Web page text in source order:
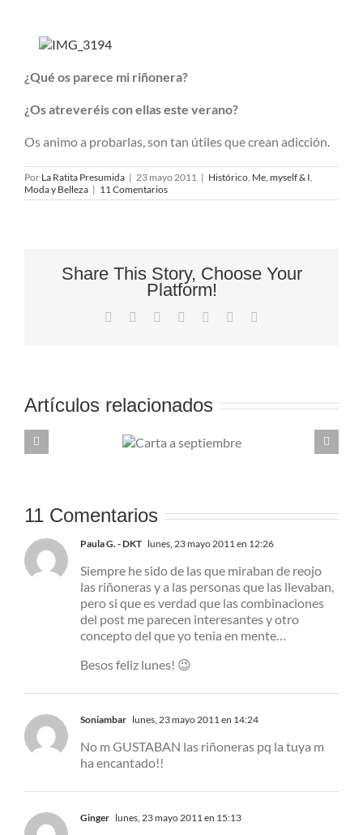
¿Qué os parece mi riñonera?
¿Os atreveréis con ellas este verano?
Os animo a probarlas, son tan útiles que crean adicción.
Por La Ratita Presumida | 23 mayo 2011 | Histórico, Me, myself & I,
Moda y Belleza | 11 Comentarios
Share This Story, Choose Your
Platform!
Facebook Reddit LinkedIn
TumblrPinterest
Artículos relacionados
Carta a
Curly girl
11 Comentarios
Paula G. - DKT lunes, 23 mayo 2011 en 12:26
Siempre he sido de las que miraban de reojo
las riñoneras y a las personas que las llevaban,
pero si que es verdad que las combinaciones
del post me parecen interesantes y otro
concepto del que yo tenia en mente…
Besos feliz lunes! 😉
Soniambar lunes, 23 mayo 2011 en 14:24
No m GUSTABAN las riñoneras pq la tuya m
ha encantado!!
Ginger lunes, 23 mayo 2011 en 15:13